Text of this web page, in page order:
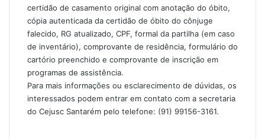
certidão de casamento original com anotação do óbito,
cópia autenticada da certidão de óbito do cônjuge
falecido, RG atualizado, CPF, formal da partilha (em caso
de inventário), comprovante de residência, formulário do
cartório preenchido e comprovante de inscrição em
programas de assistência.
Para mais informações ou esclarecimento de dúvidas, os
interessados podem entrar em contato com a secretaria
do Cejusc Santarém pelo telefone: (91) 99156-3161.